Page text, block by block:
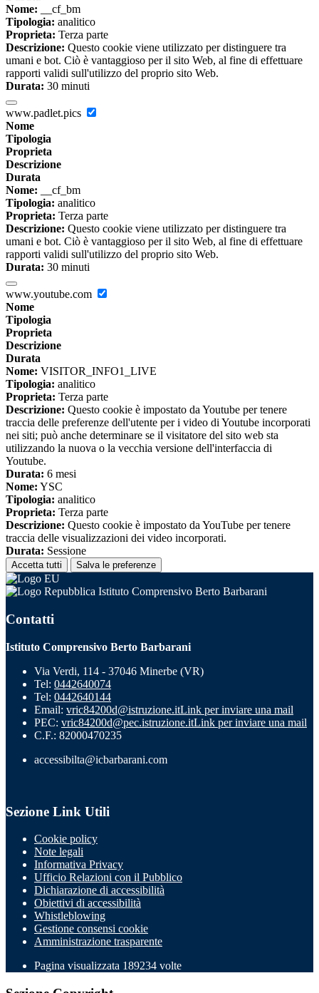
Nome: __cf_bm
Tipologia: analitico
Proprieta: Terza parte
Descrizione: Questo cookie viene utilizzato per distinguere tra
umani e bot. Ciò è vantaggioso per il sito Web, al fine di effettuare
rapporti validi sull'utilizzo del proprio sito Web.
Durata: 30 minuti
www.padlet.pics
Nome
Tipologia
Proprieta
Descrizione
Durata
Nome: __cf_bm
Tipologia: analitico
Proprieta: Terza parte
Descrizione: Questo cookie viene utilizzato per distinguere tra
umani e bot. Ciò è vantaggioso per il sito Web, al fine di effettuare
rapporti validi sull'utilizzo del proprio sito Web.
Durata: 30 minuti
www.youtube.com
Nome
Tipologia
Proprieta
Descrizione
Durata
Nome: VISITOR_INFO1_LIVE
Tipologia: analitico
Proprieta: Terza parte
Descrizione: Questo cookie è impostato da Youtube per tenere
traccia delle preferenze dell'utente per i video di Youtube incorporati
nei siti; può anche determinare se il visitatore del sito web sta
utilizzando la nuova o la vecchia versione dell'interfaccia di
Youtube.
Durata: 6 mesi
Nome: YSC
Tipologia: analitico
Proprieta: Terza parte
Descrizione: Questo cookie è impostato da YouTube per tenere
traccia delle visualizzazioni dei video incorporati.
Durata: Sessione
Accetta tutti Salva le preferenze
Istituto Comprensivo Berto Barbarani
Contatti
Istituto Comprensivo Berto Barbarani
Via Verdi, 114 - 37046 Minerbe (VR)
Tel: 0442640074
Tel: 0442640144
Email: vric84200d@istruzione.itLink per inviare una mail
PEC: vric84200d@pec.istruzione.itLink per inviare una mail
C.F.: 82000470235
accessibilta@icbarbarani.com
Sezione Link Utili
Cookie policy
Note legali
Informativa Privacy
Ufficio Relazioni con il Pubblico
Dichiarazione di accessibilità
Obiettivi di accessibilità
Whistleblowing
Gestione consensi cookie
Amministrazione trasparente
Pagina visualizzata 189234 volte